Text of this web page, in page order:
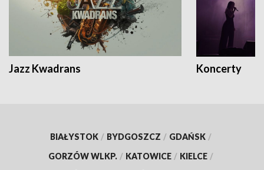
Jazz Kwadrans Koncerty
BIAŁYSTOK / BYDGOSZCZ / GDAŃSK /
GORZÓW WLKP. / KATOWICE / KIELCE /